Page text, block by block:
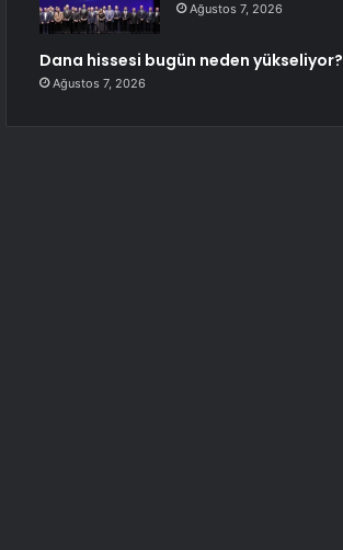
Ağustos 7, 2026
Dana hissesi bugün neden yükseliyor?
Ağustos 7, 2026